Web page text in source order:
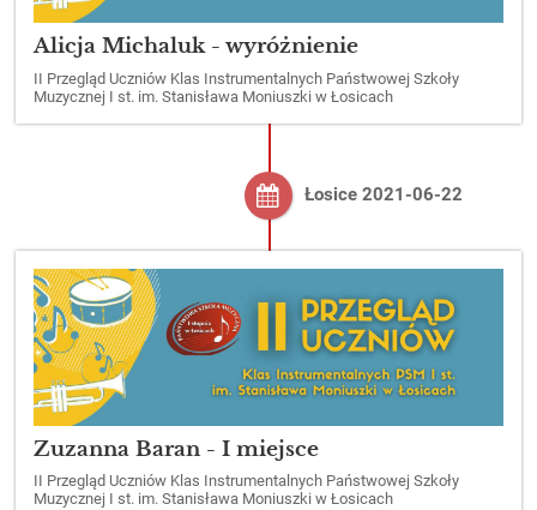
Alicja Michaluk - wyróżnienie
II Przegląd Uczniów Klas Instrumentalnych Państwowej Szkoły
Muzycznej I st. im. Stanisława Moniuszki w Łosicach
Łosice 2021-06-22
Zuzanna Baran - I miejsce
II Przegląd Uczniów Klas Instrumentalnych Państwowej Szkoły
Muzycznej I st. im. Stanisława Moniuszki w Łosicach